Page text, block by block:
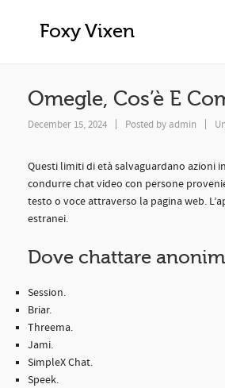
Foxy Vixen
Omegle, Cos’è E
Omegle, Cos’è E
December 15, 2024 Posted by admin
Questi limiti di età salvaguardano azioni
condurre chat video con persone
testo o voce attraverso la pagina web.
estranei.
Dove chattare
Session.
Briar.
Threema.
Jami.
SimpleX Chat.
Speek.